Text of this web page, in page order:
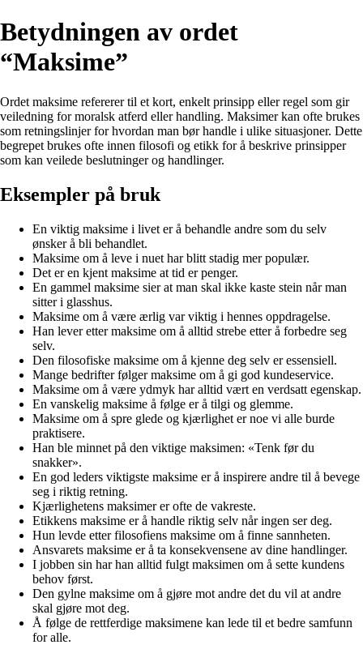
Betydningen av ordet
“Maksime”
Ordet maksime refererer til et kort, enkelt prinsipp eller regel som gir
veiledning for moralsk atferd eller handling. Maksimer kan ofte brukes
som retningslinjer for hvordan man bør handle i ulike situasjoner. Dette
begrepet brukes ofte innen filosofi og etikk for å beskrive prinsipper
som kan veilede beslutninger og handlinger.
Eksempler på bruk
En viktig maksime i livet er å behandle andre som du selv
ønsker å bli behandlet.
Maksime om å leve i nuet har blitt stadig mer populær.
Det er en kjent maksime at tid er penger.
En gammel maksime sier at man skal ikke kaste stein når man
sitter i glasshus.
Maksime om å være ærlig var viktig i hennes oppdragelse.
Han lever etter maksime om å alltid strebe etter å forbedre seg
selv.
Den filosofiske maksime om å kjenne deg selv er essensiell.
Mange bedrifter følger maksime om å gi god kundeservice.
Maksime om å være ydmyk har alltid vært en verdsatt egenskap.
En vanskelig maksime å følge er å tilgi og glemme.
Maksime om å spre glede og kjærlighet er noe vi alle burde
praktisere.
Han ble minnet på den viktige maksimen: «Tenk før du
snakker».
En god leders viktigste maksime er å inspirere andre til å bevege
seg i riktig retning.
Kjærlighetens maksimer er ofte de vakreste.
Etikkens maksime er å handle riktig selv når ingen ser deg.
Hun levde etter filosofiens maksime om å finne sannheten.
Ansvarets maksime er å ta konsekvensene av dine handlinger.
I jobben sin har han alltid fulgt maksimen om å sette kundens
behov først.
Den gylne maksime om å gjøre mot andre det du vil at andre
skal gjøre mot deg.
Å følge de rettferdige maksimene kan lede til et bedre samfunn
for alle.